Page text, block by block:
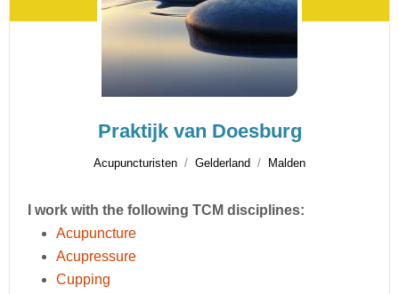
Praktijk van Doesburg
Acupuncturisten Gelderland Malden
I work with the following TCM disciplines:
Acupuncture
Acupressure
Cupping